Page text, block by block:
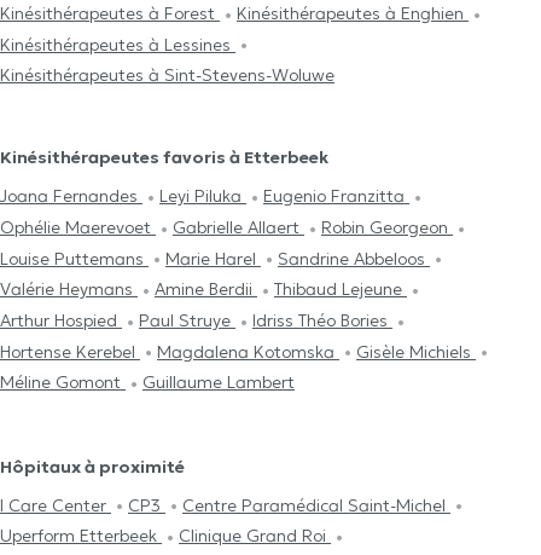
Kinésithérapeutes à Forest
Kinésithérapeutes à Enghien
Kinésithérapeutes à Lessines
Kinésithérapeutes à Sint-Stevens-Woluwe
Kinésithérapeutes favoris à Etterbeek
Joana Fernandes
Leyi Piluka
Eugenio Franzitta
Ophélie Maerevoet
Gabrielle Allaert
Robin Georgeon
Louise Puttemans
Marie Harel
Sandrine Abbeloos
Valérie Heymans
Amine Berdii
Thibaud Lejeune
Arthur Hospied
Paul Struye
Idriss Théo Bories
Hortense Kerebel
Magdalena Kotomska
Gisèle Michiels
Méline Gomont
Guillaume Lambert
Hôpitaux à proximité
I Care Center
CP3
Centre Paramédical Saint-Michel
Uperform Etterbeek
Clinique Grand Roi